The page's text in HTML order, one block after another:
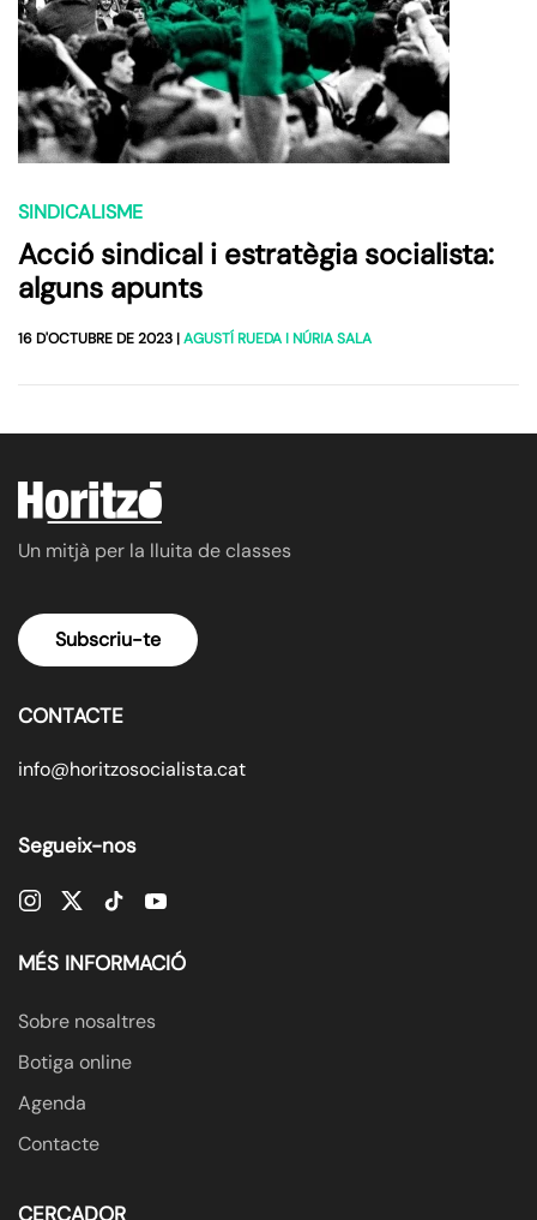
SINDICALISME
Acció sindical i estratègia socialista:
alguns apunts
16 D'OCTUBRE DE 2023 |AGUSTÍ RUEDA I NÚRIA SALA
Un mitjà per la lluita de classes
Subscriu-te
CONTACTE
info@horitzosocialista.cat
Segueix-nos
MÉS INFORMACIÓ
Sobre nosaltres
Botiga online
Agenda
Contacte
CERCADOR